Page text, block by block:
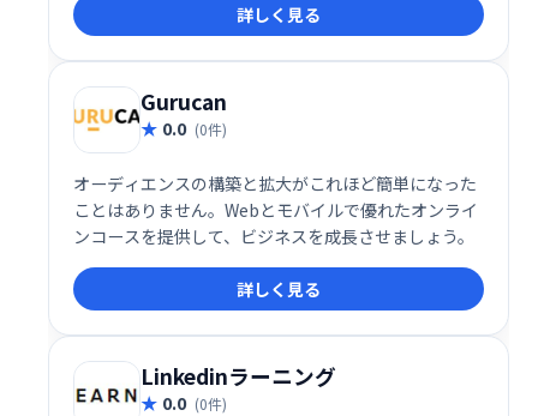
提供します。オーディオ/ビデオ編集機能も充実してお
り、Mac/Windows両対応で作成したコンテンツはあ
らゆるモバイルデバイスで共有可能です。効率的なe
ラーニングコンテンツ制作を実現します。
詳しく見る
Gurucan
0.0 (0件)
オーディエンスの構築と拡大がこれほど簡単になった
ことはありません。Webとモバイルで優れたオンライ
ンコースを提供して、ビジネスを成長させましょう。
詳しく見る
Linkedinラーニング
0.0 (0件)